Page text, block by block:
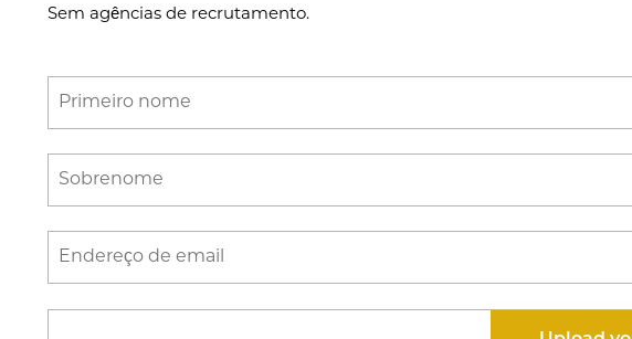
Sem agências de recrutamento.
Primeiro nome
Sobrenome
Endereço de email